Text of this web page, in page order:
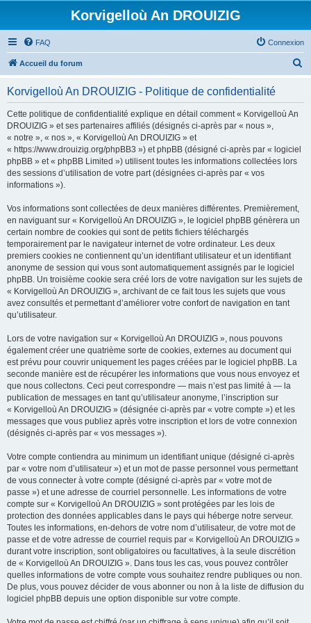
Korvigelloù An DROUIZIG
FAQ Connexion
Accueil du forum
Korvigelloù An DROUIZIG - Politique de confidentialité
Cette politique de confidentialité explique en détail comment « Korvigelloù An
DROUIZIG » et ses partenaires affiliés (désignés ci-après par « nous »,
« notre », « nos », « Korvigelloù An DROUIZIG » et
« https://www.drouizig.org/phpBB3 ») et phpBB (désigné ci-après par « logiciel
phpBB » et « phpBB Limited ») utilisent toutes les informations collectées lors
des sessions d’utilisation de votre part (désignées ci-après par « vos
informations »).
Vos informations sont collectées de deux manières différentes. Premièrement,
en naviguant sur « Korvigelloù An DROUIZIG », le logiciel phpBB génèrera un
certain nombre de cookies qui sont de petits fichiers téléchargés
temporairement par le navigateur internet de votre ordinateur. Les deux
premiers cookies ne contiennent qu’un identifiant utilisateur et un identifiant
anonyme de session qui vous sont automatiquement assignés par le logiciel
phpBB. Un troisième cookie sera créé lors de votre navigation sur les sujets de
« Korvigelloù An DROUIZIG », archivant de ce fait tous les sujets que vous
avez consultés et permettant d’améliorer votre confort de navigation en tant
qu’utilisateur.
Lors de votre navigation sur « Korvigelloù An DROUIZIG », nous pouvons
également créer une quatrième sorte de cookies, externes au document qui
est prévu pour couvrir uniquement les pages créées par le logiciel phpBB. La
seconde manière est de récupérer les informations que vous nous envoyez et
que nous collectons. Ceci peut correspondre — mais n’est pas limité à — la
publication de messages en tant qu’utilisateur anonyme, l’inscription sur
« Korvigelloù An DROUIZIG » (désignée ci-après par « votre compte ») et les
messages que vous publiez après votre inscription et lors de votre connexion
(désignés ci-après par « vos messages »).
Votre compte contiendra au minimum un identifiant unique (désigné ci-après
par « votre nom d’utilisateur ») et un mot de passe personnel vous permettant
de vous connecter à votre compte (désigné ci-après par « votre mot de
passe ») et une adresse de courriel personnelle. Les informations de votre
compte sur « Korvigelloù An DROUIZIG » sont protégées par les lois de
protection des données applicables dans le pays qui héberge notre serveur.
Toutes les informations, en-dehors de votre nom d’utilisateur, de votre mot de
passe et de votre adresse de courriel requis par « Korvigelloù An DROUIZIG »
durant votre inscription, sont obligatoires ou facultatives, à la seule discrétion
de « Korvigelloù An DROUIZIG ». Dans tous les cas, vous pouvez contrôler
quelles informations de votre compte vous souhaitez rendre publiques ou non.
De plus, vous pouvez décider de vous abonner ou non à la liste de diffusion du
logiciel phpBB depuis une option disponible sur votre compte.